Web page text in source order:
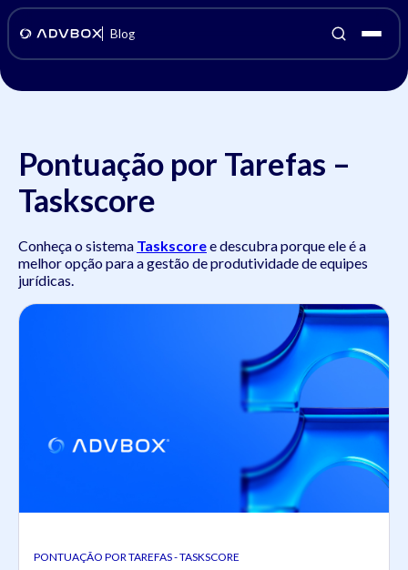
Blog
Pontuação por Tarefas –
Taskscore
Conheça o sistema Taskscoree descubra porque ele é a
melhor opção para a gestão de produtividade de equipes
jurídicas.
PONTUAÇÃO POR TAREFAS - TASKSCORE